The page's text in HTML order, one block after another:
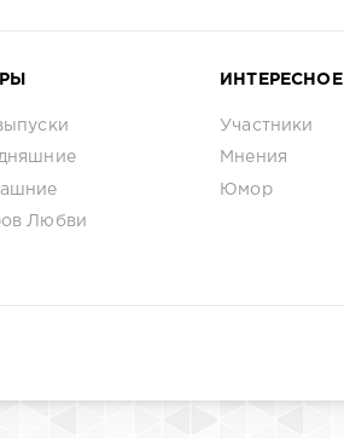
Любви
ИНТЕРЕСНОЕ
Участники
Мнения
Юмор